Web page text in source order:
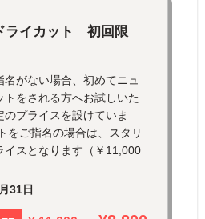
ライカット 初回限
名がない場合、初めてニュ
トをされる方へお試しいた
プライスを設けていま
ご指名の場合は、スタリ
イスとなります（￥11,000
31日